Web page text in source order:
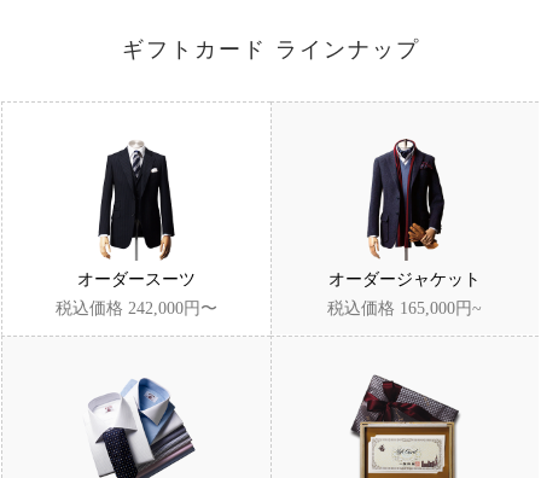
ギフトカード ラインナップ
オーダースーツ
税込価格 242,000円〜
オーダージャケット
税込価格 165,000円~